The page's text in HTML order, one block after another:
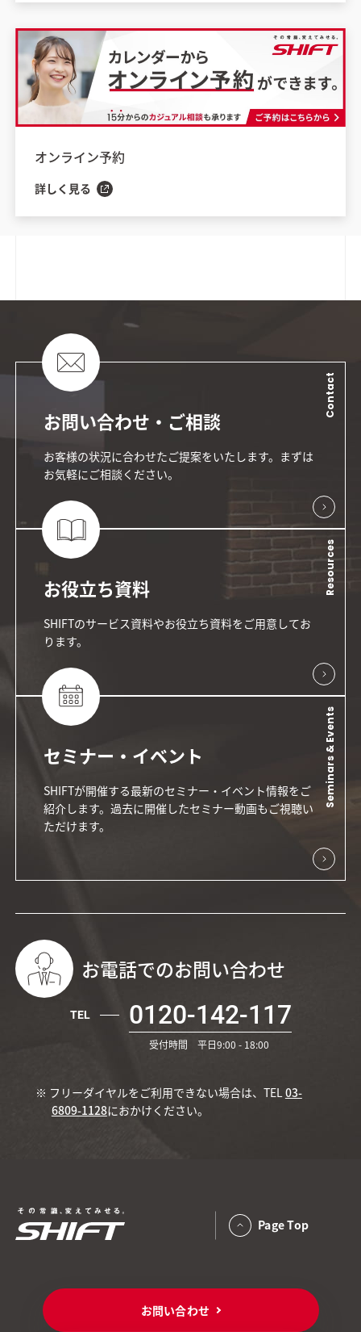
オンライン予約
詳しく見る
お問い合わせ・ご相談
お客様の状況に合わせたご提案をいたします。まずは
お気軽にご相談ください。
Contact
お役立ち資料
SHIFTのサービス資料やお役立ち資料をご用意してお
ります。
Resources
セミナー・イベント
SHIFTが開催する最新のセミナー・イベント情報をご
紹介します。過去に開催したセミナー動画もご視聴い
ただけます。
Seminars & Events
お電話でのお問い合わせ
TEL 0120-142-117
受付時間 平日9:00 - 18:00
※ フリーダイヤルをご利用できない場合は、TEL 03-
6809-1128におかけください。
お問い合わせ
Page Top